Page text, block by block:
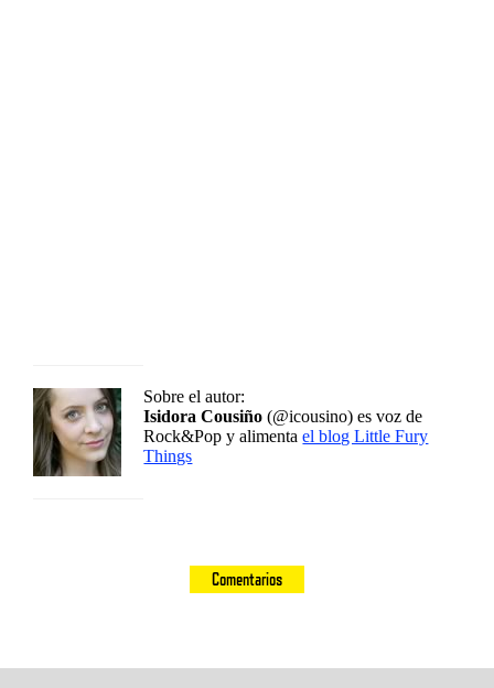
Sobre el autor:
Isidora Cousiño (@icousino) es voz de
Rock&Pop y alimentael blog Little Fury
Things
Comentarios